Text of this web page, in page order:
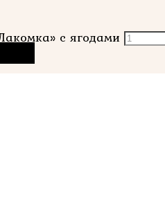
с ягодами